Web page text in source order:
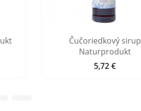
Čučoriedkový sirup
Naturprodukt
Cena
5,72 €